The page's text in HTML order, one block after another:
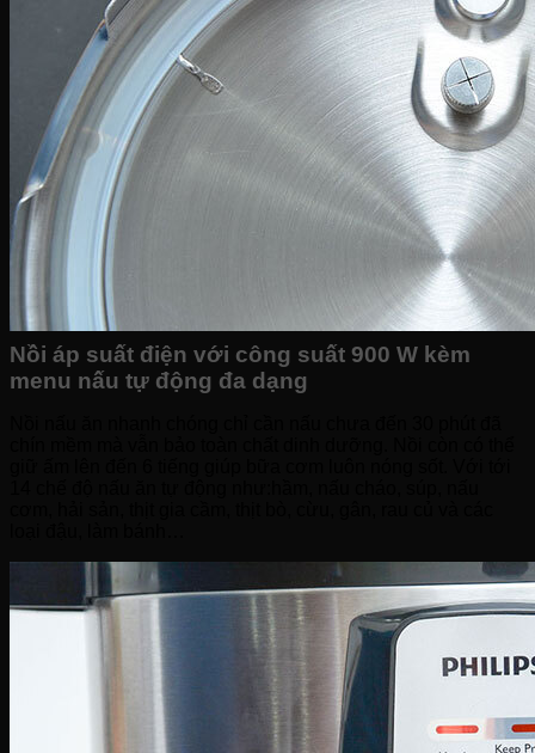
Nồi áp suất điện với công suất 900 W kèm
menu nấu tự động đa dạng